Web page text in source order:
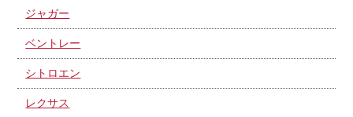
ジャガー
ベントレー
シトロエン
レクサス